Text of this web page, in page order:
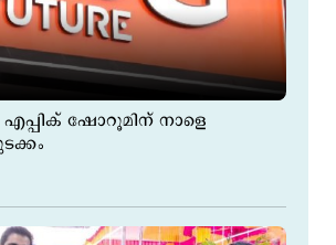
ഷോറൂമിന് നാളെ